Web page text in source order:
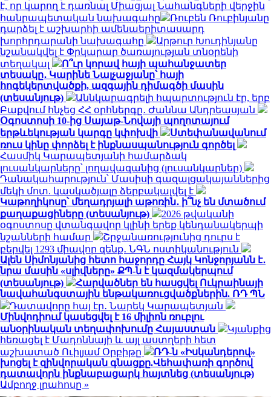
է, որ կարող է դառնալ Միացյալ Նահանգների վերջին
հանրապետական ​​նախագահը
Ռուբեն Ռուբինյանը
դարձել է աշխարհի ամենաերիտասարդ
խորհրդարանի նախագահը
Արթուր Խուդինյանը
նշանակվել է Փրկարար ծառայության տնօրենի
տեղակալ
Ո՞ւր կորավ հայի պահանջատեր
տեսակը․ Կարինե Նալչաջյանը՝ հայի
հոգեկերտվածքի, ազգային դիմագծի մասին
(տեսանյութ)
Աննկարագրելի հպարտություն էր, երբ
Բաքվում հնչեց ՀՀ օրհներգը․ Ժաննա Անդրեասյան
Օգոստոսի 10-ից Սայաթ-Նովայի պողոտայում
երթևեկության կարգը կփոխվի
Ստեփանավանում
ռուս կինը փորձել է ինքնասպանություն գործել
Հասմիկ Կարապետյանի համարձակ
լուսանկարները՝ լողավազանից (լուսանկարներ)
Դանակահարություն՝ Մասիսի գազալցակայաններից
մեկի մոտ. կասկածյալը ձերբակալվել է
Կաթողիկոսը՝ մեղադրյալի աթոռին․ ի՞նչ են մտածում
քաղաքացիները (տեսանյութ)
2026 թվականի
օգոստոսը վտանգավոր կլինի երեք կենդանակերպի
նշանների համար
Շրջանառությունից դուրս է
բերվել 1293 միավոր զենք․ ՆԳՆ ոստիկանություն
Ալեն Սիմոնյանից հետո հաջորդը Հայկ Կոնջորյանն է․
նրա մասին «սլիվները» ՔՊ-ն է կազմակերպում
(տեսանյութ)
Հարվածներ են հասցվել Ուկրաինայի
նավահանգստային ենթակառուցվածքներին. ՌԴ ՊՆ
Դատավորը հայ էր․ Նարեկ Կարապետյան
Մինվոդիում կասեցվել է 16 միլիոն ռուբլու
անօրինական տեղափոխումը Հայաստան
Կյանքից
հեռացել է Մադոննայի և այլ աստղերի հետ
աշխատած Ուիլյամ Օրբիթը
ՌԴ-ն «Իսկանդերով»
խոցել է զինվորական գնացքը.Վեհափառի գործով
դատավորն ինքնաբացարկ հայտնեց (տեսանյութ)
Ամբողջ լրահոսը »